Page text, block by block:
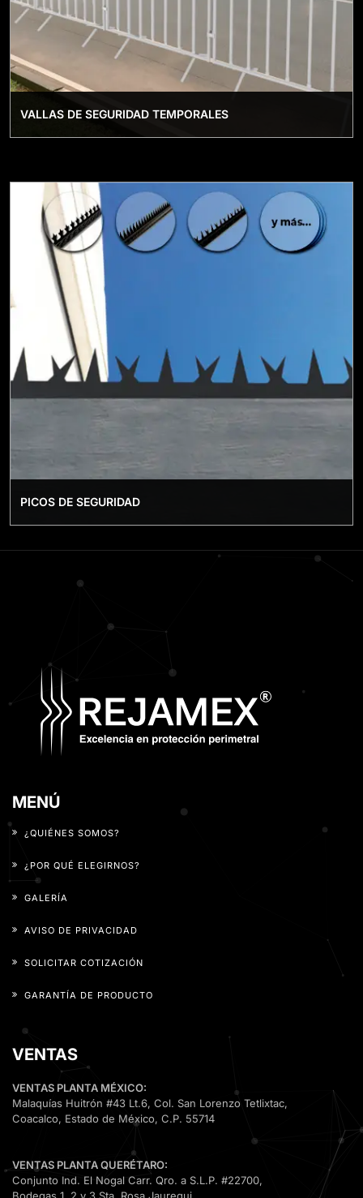
VALLAS DE SEGURIDAD TEMPORALES
PICOS DE SEGURIDAD
MENÚ
¿QUIÉNES SOMOS?
¿POR QUÉ ELEGIRNOS?
GALERÍA
AVISO DE PRIVACIDAD
SOLICITAR COTIZACIÓN
GARANTÍA DE PRODUCTO
VENTAS
VENTAS PLANTA MÉXICO:
Malaquías Huitrón #43 Lt.6, Col. San Lorenzo Tetlixtac,
Coacalco, Estado de México, C.P. 55714
VENTAS PLANTA QUERÉTARO:
Conjunto Ind. El Nogal Carr. Qro. a S.L.P. #22700,